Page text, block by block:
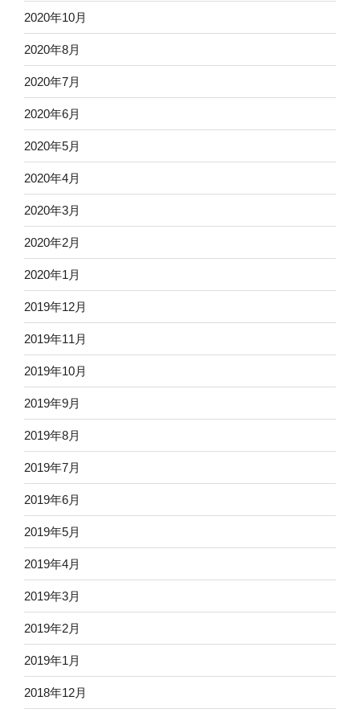
2020年10月
2020年8月
2020年7月
2020年6月
2020年5月
2020年4月
2020年3月
2020年2月
2020年1月
2019年12月
2019年11月
2019年10月
2019年9月
2019年8月
2019年7月
2019年6月
2019年5月
2019年4月
2019年3月
2019年2月
2019年1月
2018年12月